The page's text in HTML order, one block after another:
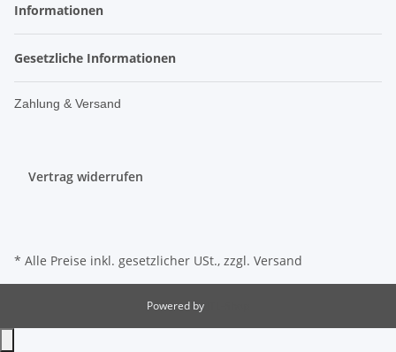
Informationen
Gesetzliche Informationen
Zahlung & Versand
Vertrag widerrufen
* Alle Preise inkl. gesetzlicher USt., zzgl. Versand
Powered by